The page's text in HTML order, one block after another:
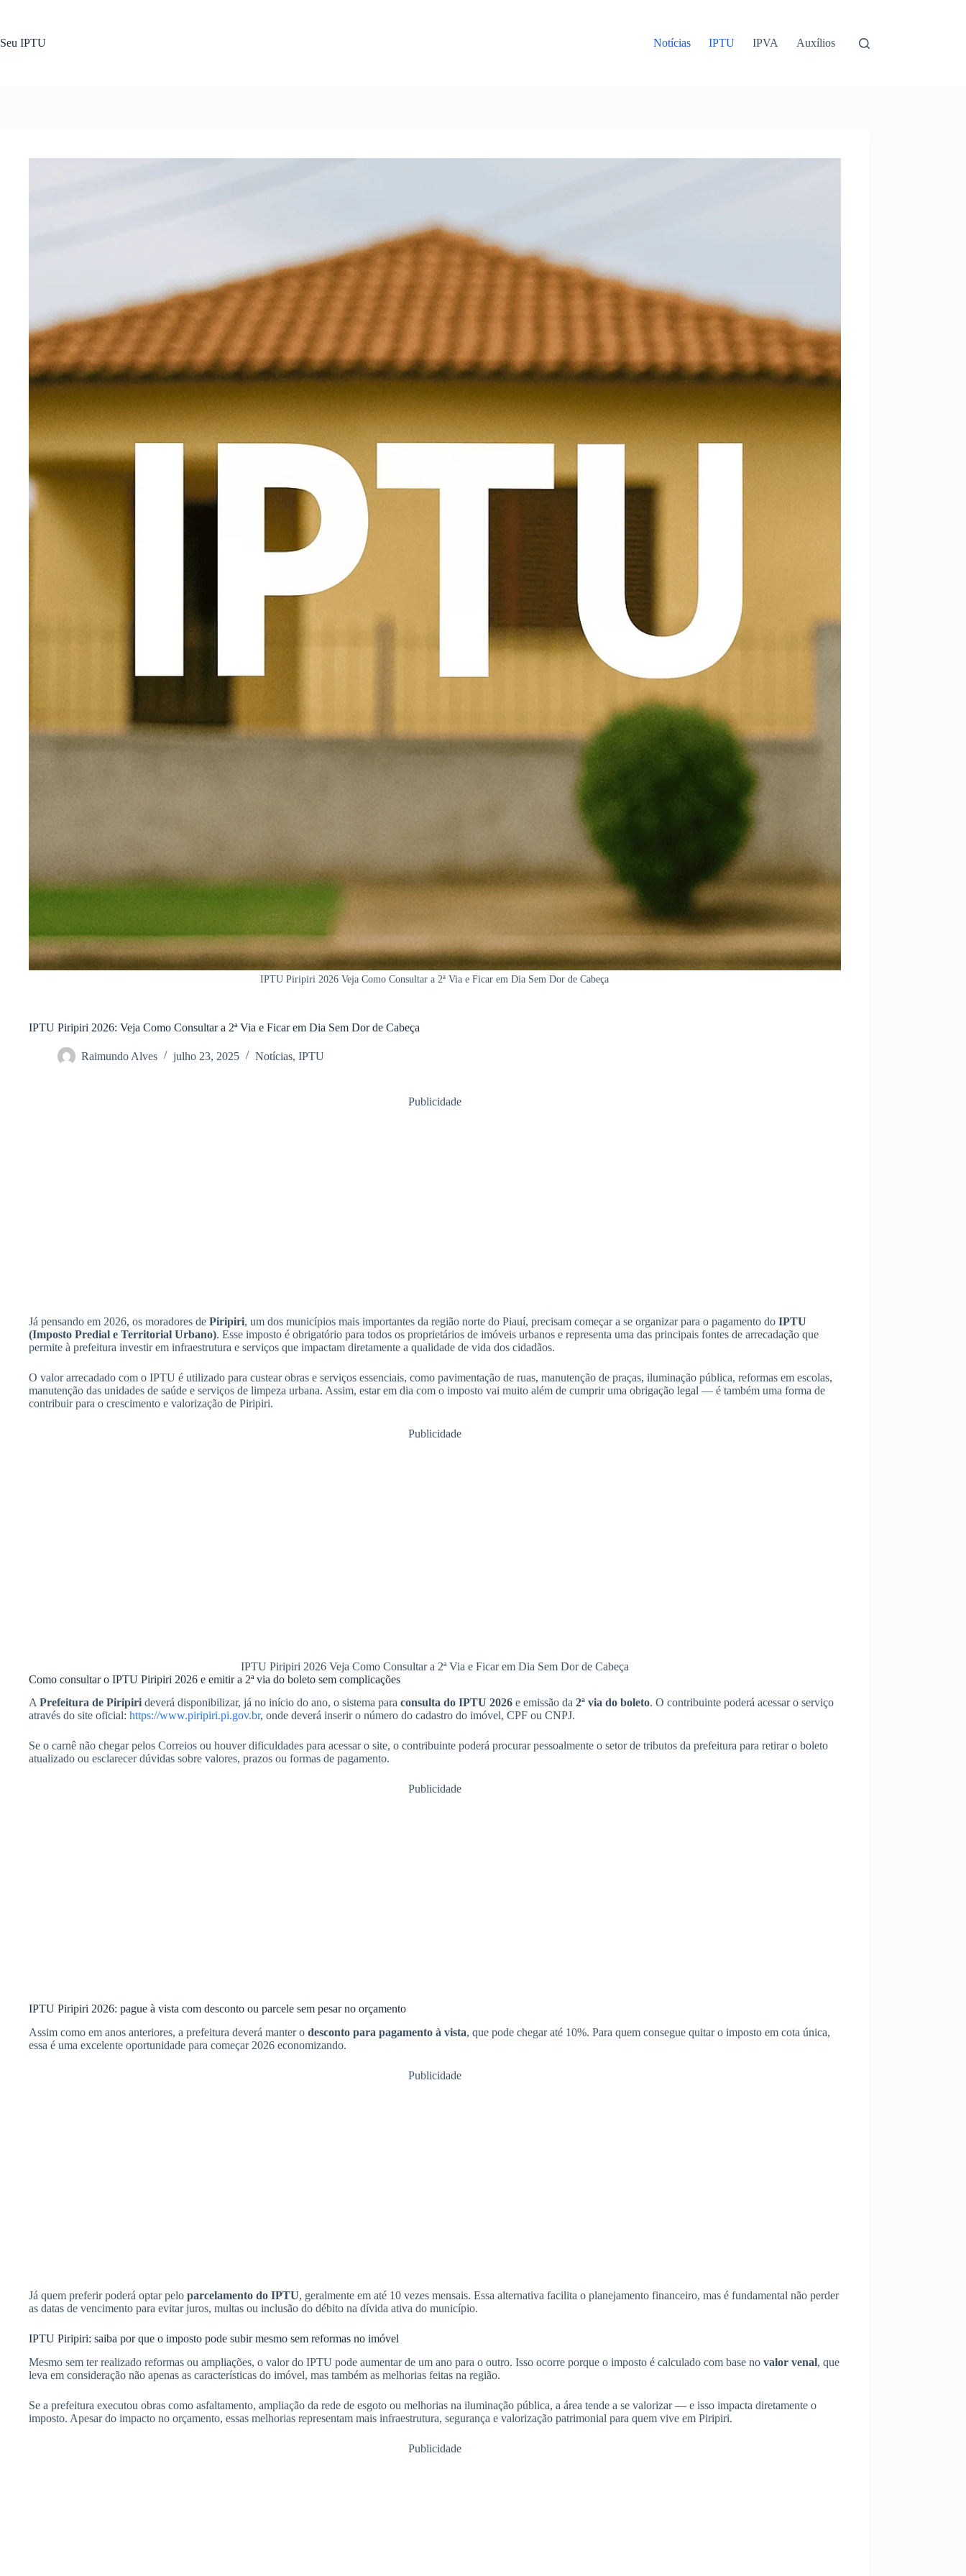
conteúdo
Seu IPTU Notícias IPTU IPVA Auxílios
IPTU Piripiri 2026 Veja Como Consultar a 2ª Via e Ficar em Dia Sem Dor de Cabeça
IPTU Piripiri 2026: Veja Como Consultar a 2ª Via e Ficar em Dia Sem Dor de Cabeça
Raimundo Alves julho 23, 2025 Notícias, IPTU
Publicidade
Já pensando em 2026, os moradores de Piripiri, um dos municípios mais importantes da região norte do Piauí, precisam começar a se organizar para o pagamento do IPTU
(Imposto Predial e Territorial Urbano). Esse imposto é obrigatório para todos os proprietários de imóveis urbanos e representa uma das principais fontes de arrecadação que
permite à prefeitura investir em infraestrutura e serviços que impactam diretamente a qualidade de vida dos cidadãos.
O valor arrecadado com o IPTU é utilizado para custear obras e serviços essenciais, como pavimentação de ruas, manutenção de praças, iluminação pública, reformas em escolas,
manutenção das unidades de saúde e serviços de limpeza urbana. Assim, estar em dia com o imposto vai muito além de cumprir uma obrigação legal — é também uma forma de
contribuir para o crescimento e valorização de Piripiri.
Publicidade
IPTU Piripiri 2026 Veja Como Consultar a 2ª Via e Ficar em Dia Sem Dor de Cabeça
Como consultar o IPTU Piripiri 2026 e emitir a 2ª via do boleto sem complicações
A Prefeitura de Piripiri deverá disponibilizar, já no início do ano, o sistema para consulta do IPTU 2026 e emissão da 2ª via do boleto. O contribuinte poderá acessar o serviço
através do site oficial: https://www.piripiri.pi.gov.br, onde deverá inserir o número do cadastro do imóvel, CPF ou CNPJ.
Se o carnê não chegar pelos Correios ou houver dificuldades para acessar o site, o contribuinte poderá procurar pessoalmente o setor de tributos da prefeitura para retirar o boleto
atualizado ou esclarecer dúvidas sobre valores, prazos ou formas de pagamento.
Publicidade
IPTU Piripiri 2026: pague à vista com desconto ou parcele sem pesar no orçamento
Assim como em anos anteriores, a prefeitura deverá manter o desconto para pagamento à vista, que pode chegar até 10%. Para quem consegue quitar o imposto em cota única,
essa é uma excelente oportunidade para começar 2026 economizando.
Publicidade
Já quem preferir poderá optar pelo parcelamento do IPTU, geralmente em até 10 vezes mensais. Essa alternativa facilita o planejamento financeiro, mas é fundamental não perder
as datas de vencimento para evitar juros, multas ou inclusão do débito na dívida ativa do município.
IPTU Piripiri: saiba por que o imposto pode subir mesmo sem reformas no imóvel
Mesmo sem ter realizado reformas ou ampliações, o valor do IPTU pode aumentar de um ano para o outro. Isso ocorre porque o imposto é calculado com base no valor venal, que
leva em consideração não apenas as características do imóvel, mas também as melhorias feitas na região.
Se a prefeitura executou obras como asfaltamento, ampliação da rede de esgoto ou melhorias na iluminação pública, a área tende a se valorizar — e isso impacta diretamente o
imposto. Apesar do impacto no orçamento, essas melhorias representam mais infraestrutura, segurança e valorização patrimonial para quem vive em Piripiri.
Publicidade